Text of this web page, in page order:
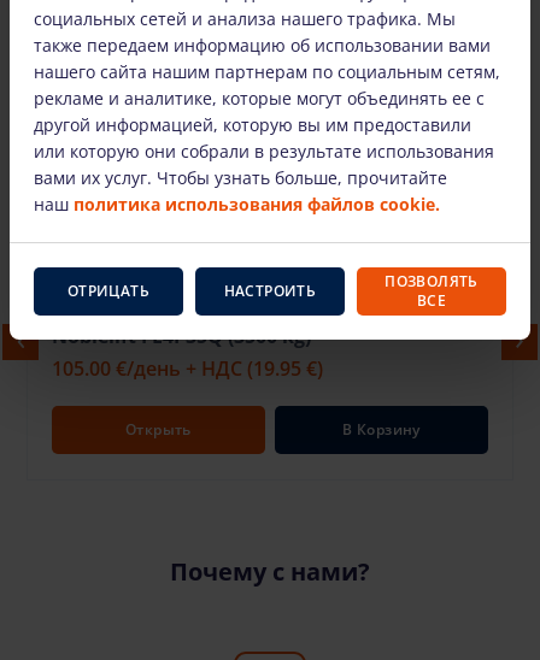
Мы также предлагаем
Noblelift FE4P35Q (3500 kg)
105.00 €/день + НДС (19.95 €)
Открыть В Корзину
Почему с нами?
социальных сетей и анализа нашего трафика. Мы
также передаем информацию об использовании вами
нашего сайта нашим партнерам по социальным сетям,
рекламе и аналитике, которые могут объединять ее с
другой информацией, которую вы им предоставили
или которую они собрали в результате использования
вами их услуг. Чтобы узнать больше, прочитайте
наш политика использования файлов cookie.
ОТРИЦАТЬ НАСТРОИТЬ
ПОЗВОЛЯТЬ
ВСЕ